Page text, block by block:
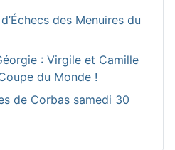
des Menuires du
: Virgile et Camille
du Monde !
de Corbas samedi 30